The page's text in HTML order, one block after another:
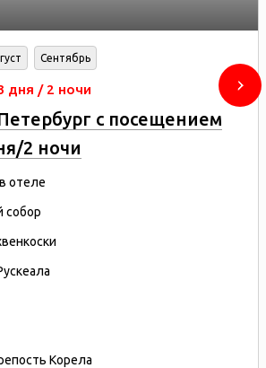
Сентябрь
дня / 2 ночи
с посещением
2 ночи
отеле
собор
Корела